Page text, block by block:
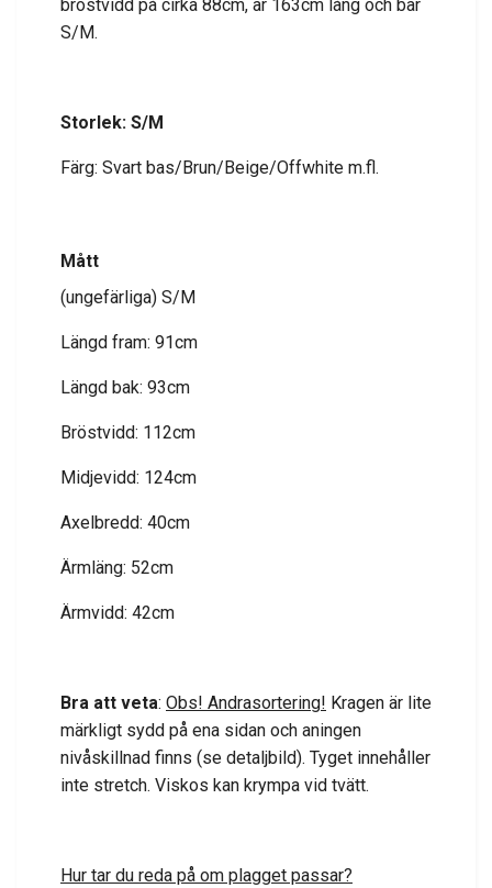
bröstvidd på cirka 88cm, är 163cm lång och bär
S/M.
Storlek: S/M
Färg: Svart bas/Brun/Beige/Offwhite m.fl.
Mått
(ungefärliga) S/M
Längd fram: 91cm
Längd bak: 93cm
Bröstvidd: 112cm
Midjevidd: 124cm
Axelbredd: 40cm
Ärmläng: 52cm
Ärmvidd: 42cm
Bra att veta: Obs! Andrasortering! Kragen är lite
märkligt sydd på ena sidan och aningen
nivåskillnad finns (se detaljbild). Tyget innehåller
inte stretch. Viskos kan krympa vid tvätt.
Hur tar du reda på om plagget passar?